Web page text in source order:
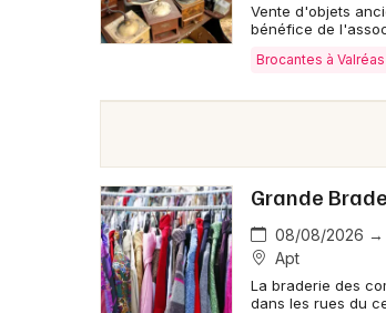
Vente d'objets
bénéfice de
Brocantes à Valréas
Grande
08/08/2026 →
Apt
La braderie des
dans les rues du